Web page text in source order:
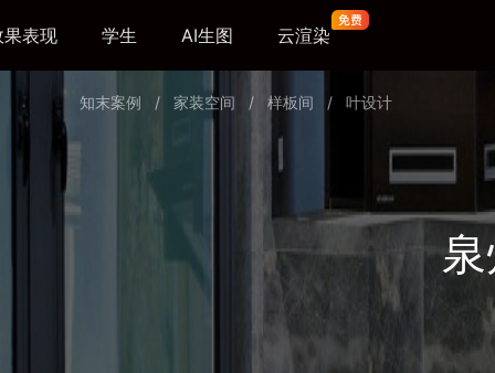
果表现 学生 AI生图 云渲染
知末案例 / 家装空间 / 样板间 / 叶设计